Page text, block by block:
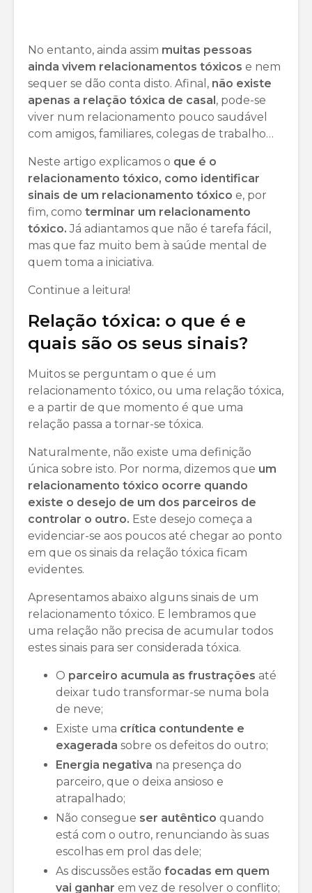
No entanto, ainda assim muitas pessoas
ainda vivem relacionamentos tóxicos e nem
sequer se dão conta disto. Afinal, não existe
apenas a relação tóxica de casal, pode-se
viver num relacionamento pouco saudável
com amigos, familiares, colegas de trabalho…
Neste artigo explicamos o que é o
relacionamento tóxico, como identificar
sinais de um relacionamento tóxico e, por
fim, como terminar um relacionamento
tóxico. Já adiantamos que não é tarefa fácil,
mas que faz muito bem à saúde mental de
quem toma a iniciativa.
Continue a leitura!
Relação tóxica: o que é e
quais são os seus sinais?
Muitos se perguntam o que é um
relacionamento tóxico, ou uma relação tóxica,
e a partir de que momento é que uma
relação passa a tornar-se tóxica.
Naturalmente, não existe uma definição
única sobre isto. Por norma, dizemos que um
relacionamento tóxico ocorre quando
existe o desejo de um dos parceiros de
controlar o outro. Este desejo começa a
evidenciar-se aos poucos até chegar ao ponto
em que os sinais da relação tóxica ficam
evidentes.
Apresentamos abaixo alguns sinais de um
relacionamento tóxico. E lembramos que
uma relação não precisa de acumular todos
estes sinais para ser considerada tóxica.
O parceiro acumula as frustrações até
deixar tudo transformar-se numa bola
de neve;
Existe uma crítica contundente e
exagerada sobre os defeitos do outro;
Energia negativa na presença do
parceiro, que o deixa ansioso e
atrapalhado;
Não consegue ser autêntico quando
está com o outro, renunciando às suas
escolhas em prol das dele;
As discussões estão focadas em quem
vai ganhar em vez de resolver o conflito;